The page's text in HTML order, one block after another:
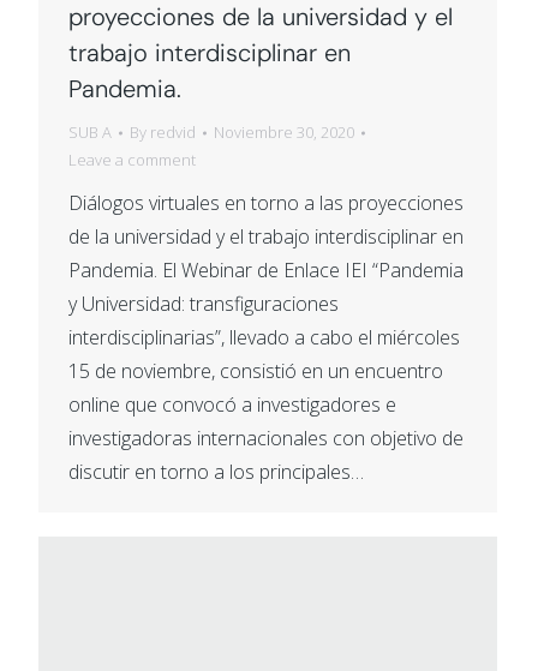
proyecciones de la universidad y el
trabajo interdisciplinar en
Pandemia.
SUB A By redvid
Noviembre 30, 2020
Leave a comment
Diálogos virtuales en torno a las proyecciones
de la universidad y el trabajo interdisciplinar en
Pandemia. El Webinar de Enlace IEI “Pandemia
y Universidad: transfiguraciones
interdisciplinarias”, llevado a cabo el miércoles
15 de noviembre, consistió en un encuentro
online que convocó a investigadores e
investigadoras internacionales con objetivo de
discutir en torno a los principales…